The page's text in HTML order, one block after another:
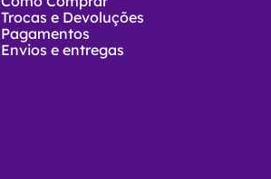
Trocas e Devoluções
Pagamentos
Envios e entregas